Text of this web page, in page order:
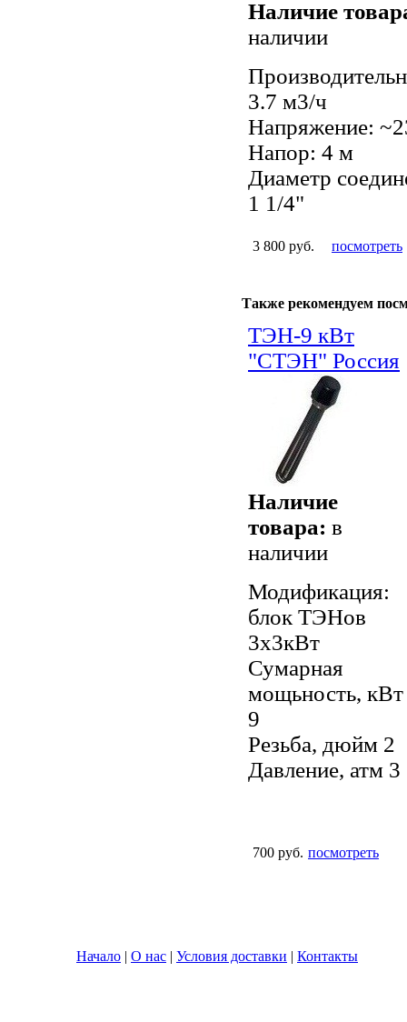
Наличие
наличии
3.7 м3/ч
Напряжение:
Напор: 4 м
Диаметр
1 1/4"
3 800 руб. посмотреть
Также рекомендуем
ТЭН-9 кВт
"СТЭН" Россия
Наличие
товара: в
наличии
Модификация:
блок ТЭНов
3х3кВт
Сумарная
мощьность, кВт
9
Резьба, дюйм 2
Давление, атм 3
700 руб. посмотреть
Начало | О нас | Условия доставки | Контакты